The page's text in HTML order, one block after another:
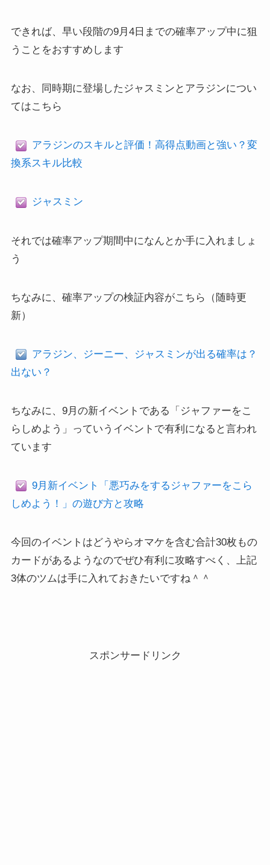
できれば、早い段階の9月4日までの確率アップ中に狙
うことをおすすめします
なお、同時期に登場したジャスミンとアラジンについ
てはこちら
アラジンのスキルと評価！高得点動画と強い？変
換系スキル比較
ジャスミン
それでは確率アップ期間中になんとか手に入れましょ
う
ちなみに、確率アップの検証内容がこちら（随時更
新）
アラジン、ジーニー、ジャスミンが出る確率は？
出ない？
ちなみに、9月の新イベントである「ジャファーをこ
らしめよう」っていうイベントで有利になると言われ
ています
9月新イベント「悪巧みをするジャファーをこら
しめよう！」の遊び方と攻略
今回のイベントはどうやらオマケを含む合計30枚もの
カードがあるようなのでぜひ有利に攻略すべく、上記
3体のツムは手に入れておきたいですね＾＾
スポンサードリンク